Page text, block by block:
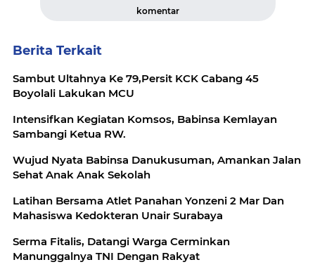
komentar
Berita Terkait
Sambut Ultahnya Ke 79,Persit KCK Cabang 45
Boyolali Lakukan MCU
Intensifkan Kegiatan Komsos, Babinsa Kemlayan
Sambangi Ketua RW.
Wujud Nyata Babinsa Danukusuman, Amankan Jalan
Sehat Anak Anak Sekolah
Latihan Bersama Atlet Panahan Yonzeni 2 Mar Dan
Mahasiswa Kedokteran Unair Surabaya
Serma Fitalis, Datangi Warga Cerminkan
Manunggalnya TNI Dengan Rakyat